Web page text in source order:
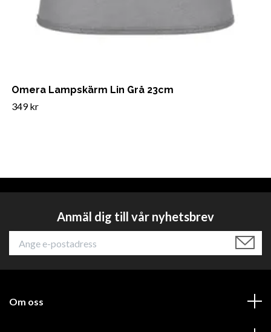
Omera Lampskärm Lin Grå 23cm
349 kr
Anmäl dig till vår nyhetsbrev
Om oss